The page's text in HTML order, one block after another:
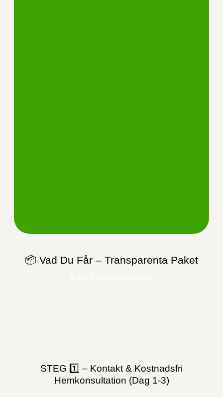
📦 Vad Du Får – Transparenta Paket
STEG 1️⃣ – Kontakt & Kostnadsfri
Hemkonsultation (Dag 1-3)